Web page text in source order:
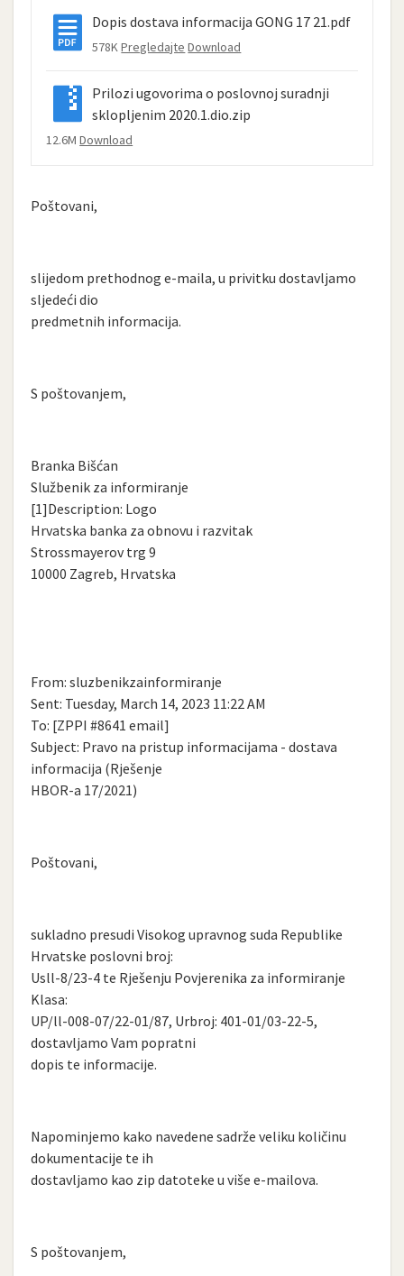
Dopis dostava informacija GONG 17 21.pdf
578KPregledajte Download
Prilozi ugovorima o poslovnoj suradnji
sklopljenim 2020.1.dio.zip
12.6MDownload
Poštovani,
slijedom prethodnog e-maila, u privitku dostavljamo
sljedeći dio
predmetnih informacija.
S poštovanjem,
Branka Bišćan
Službenik za informiranje
[1]Description: Logo
Hrvatska banka za obnovu i razvitak
Strossmayerov trg 9
10000 Zagreb, Hrvatska
From: sluzbenikzainformiranje
Sent: Tuesday, March 14, 2023 11:22 AM
To: [ZPPI #8641 email]
Subject: Pravo na pristup informacijama - dostava
informacija (Rješenje
HBOR-a 17/2021)
Poštovani,
sukladno presudi Visokog upravnog suda Republike
Hrvatske poslovni broj:
Usll-8/23-4 te Rješenju Povjerenika za informiranje
Klasa:
UP/ll-008-07/22-01/87, Urbroj: 401-01/03-22-5,
dostavljamo Vam popratni
dopis te informacije.
Napominjemo kako navedene sadrže veliku količinu
dokumentacije te ih
dostavljamo kao zip datoteke u više e-mailova.
S poštovanjem,